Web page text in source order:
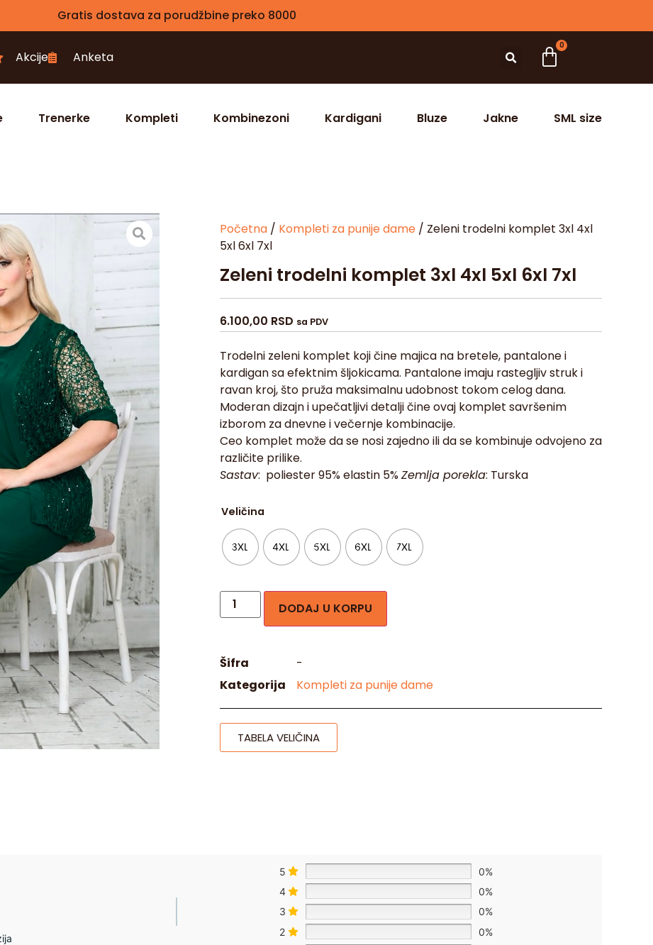
Gratis dostava za porudžbine preko 8000
Akcije Anketa
0
Trenerke Kompleti Kombinezoni Kardigani Bluze Jakne SML size
Početna/ Kompleti za punije dame/ Zeleni trodelni komplet 3xl 4xl
5xl 6xl 7xl
Zeleni trodelni komplet 3xl 4xl 5xl 6xl 7xl
6.100,00 RSD sa PDV
Trodelni zeleni komplet koji čine majica na bretele, pantalone i
kardigan sa efektnim šljokicama. Pantalone imaju rastegljiv struk i
ravan kroj, što pruža maksimalnu udobnost tokom celog dana.
Moderan dizajn i upečatljivi detalji čine ovaj komplet savršenim
izborom za dnevne i večernje kombinacije.
Ceo komplet može da se nosi zajedno ili da se kombinuje odvojeno za
različite prilike.
Sastav: poliester 95% elastin 5%Zemlja porekla: Turska
Veličina
3XL 4XL 5XL 6XL 7XL
DODAJ U KORPU
Šifra
-
Kategorija
Kompleti za punije dame
TABELA VELIČINA
5
0%
4
0%
3
0%
2
0%